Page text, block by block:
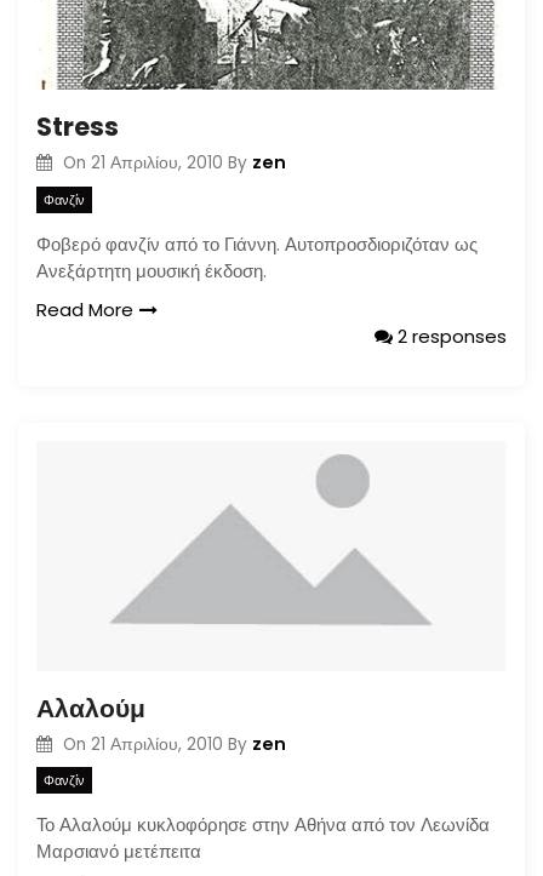
Stress
On 21 Απριλίου, 2010 By zen
Φανζίν
Φοβερό φανζίν από το Γιάννη. Αυτοπροσδιοριζόταν ως
Ανεξάρτητη μουσική έκδοση.
Read More
2 responses
Αλαλούμ
On 21 Απριλίου, 2010 By zen
Φανζίν
Το Αλαλούμ κυκλοφόρησε στην Αθήνα από τον Λεωνίδα
Μαρσιανό μετέπειτα